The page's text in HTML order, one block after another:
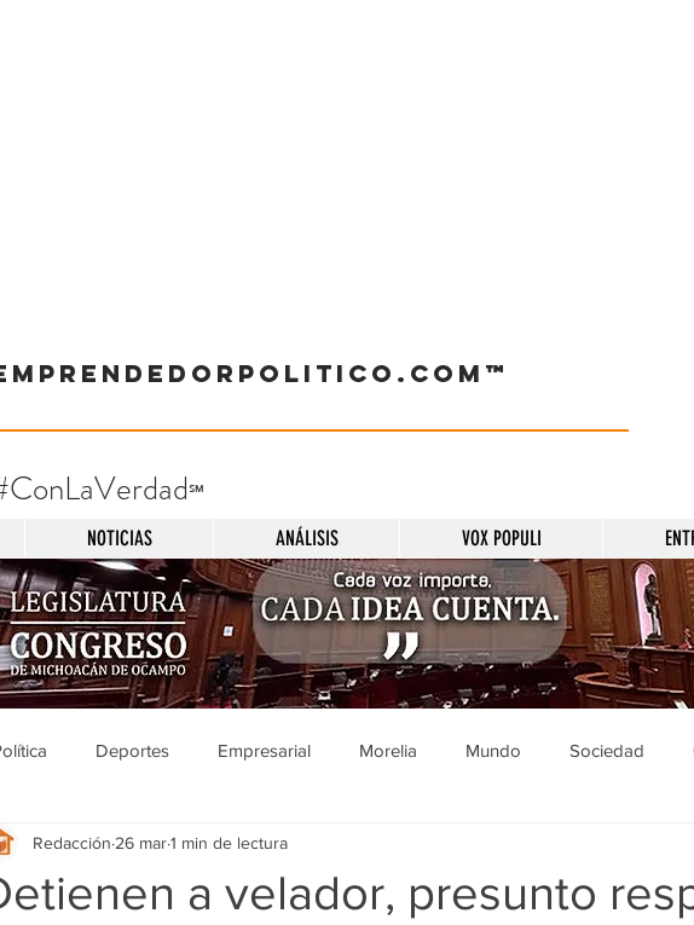
℠
NOTICIAS ANÁLISIS VOX POPULI
Deportes Empresarial Morelia Mundo Sociedad
Nacionales Sucesos
a velador, presunto
Redacción 26 mar1 min de lectura